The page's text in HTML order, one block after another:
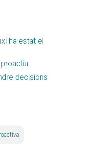
ha estat el
decisions